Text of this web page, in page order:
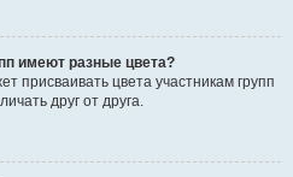
имеют разные цвета?
присваивать цвета участникам групп
друг от друга.